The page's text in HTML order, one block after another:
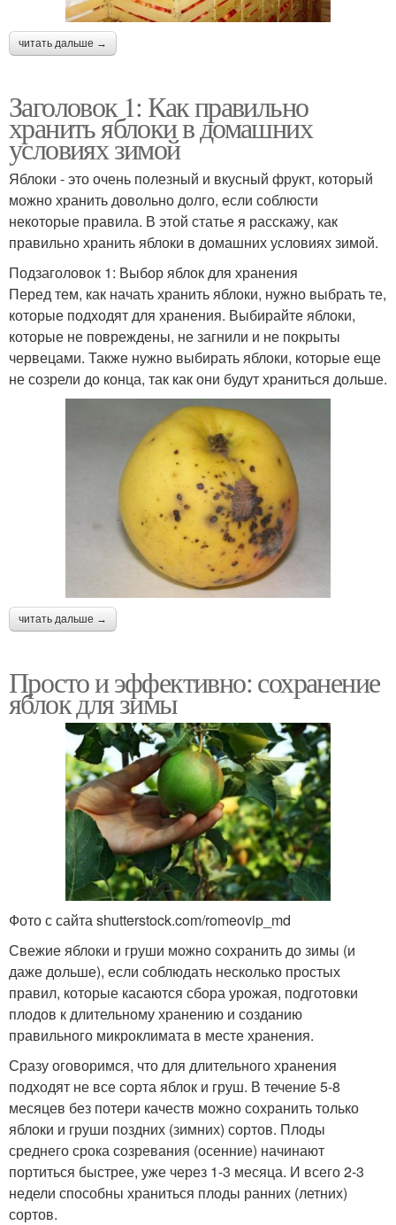
читать дальше →
Заголовок 1: Как правильно
хранить яблоки в домашних
условиях зимой
Яблоки - это очень полезный и вкусный фрукт, который
можно хранить довольно долго, если соблюсти
некоторые правила. В этой статье я расскажу, как
правильно хранить яблоки в домашних условиях зимой.
Подзаголовок 1: Выбор яблок для хранения
Перед тем, как начать хранить яблоки, нужно выбрать те,
которые подходят для хранения. Выбирайте яблоки,
которые не повреждены, не загнили и не покрыты
червецами. Также нужно выбирать яблоки, которые еще
не созрели до конца, так как они будут храниться дольше.
читать дальше →
Просто и эффективно: сохранение
яблок для зимы
Фото с сайта shutterstock.com/romeovip_md
Свежие яблоки и груши можно сохранить до зимы (и
даже дольше), если соблюдать несколько простых
правил, которые касаются сбора урожая, подготовки
плодов к длительному хранению и созданию
правильного микроклимата в месте хранения.
Сразу оговоримся, что для длительного хранения
подходят не все сорта яблок и груш. В течение 5-8
месяцев без потери качеств можно сохранить только
яблоки и груши поздних (зимних) сортов. Плоды
среднего срока созревания (осенние) начинают
портиться быстрее, уже через 1-3 месяца. И всего 2-3
недели способны храниться плоды ранних (летних)
сортов.